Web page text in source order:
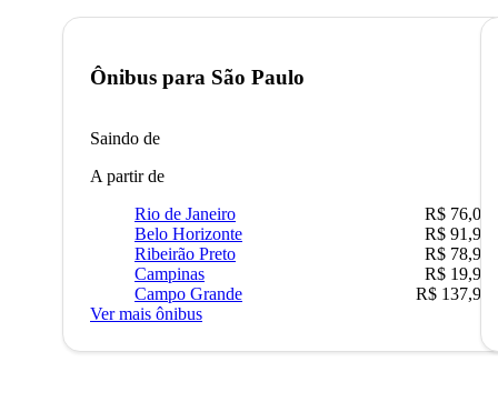
Ônibus para São Paulo
Saindo de
A partir de
Rio de Janeiro
R$ 76,09
Belo Horizonte
R$ 91,90
Ribeirão Preto
R$ 78,90
Campinas
R$ 19,90
Campo Grande
R$ 137,90
Ver mais ônibus